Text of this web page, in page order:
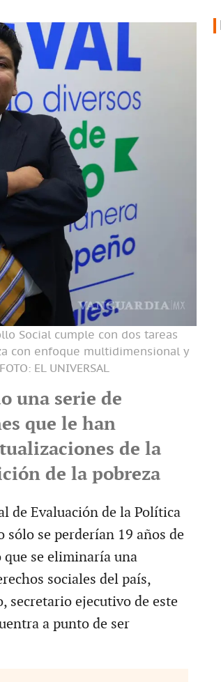
Social cumple con dos tareas
con enfoque multidimensional y
FOTO: EL UNIVERSAL
una serie de
que le han
de la
de la pobreza
de Evaluación de la Política
sólo se perderían 19 años de
se eliminaría una
sociales del país,
secretario ejecutivo de este
a punto de ser